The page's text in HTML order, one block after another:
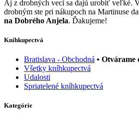
Aj z drobných vecí sa dajú urobiť veľké.
drobným ste pri nákupoch na Martinuse
na Dobrého Anjela. Ďakujeme!
Kníhkupectvá
Bratislava - Obchodná • Otvárame
Všetky kníhkupectvá
Udalosti
Spriatelené kníhkupectvá
Kategórie